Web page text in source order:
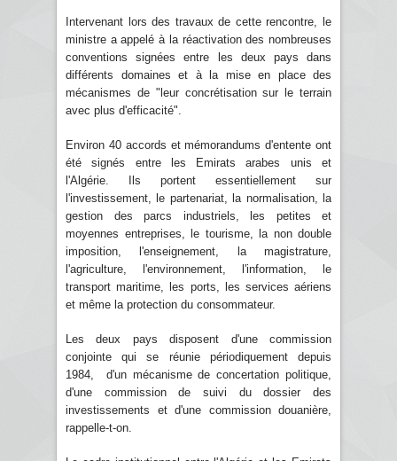
Intervenant lors des travaux de cette rencontre, le
ministre a appelé à la réactivation des nombreuses
conventions signées entre les deux pays dans
différents domaines et à la mise en place des
mécanismes de "leur concrétisation sur le terrain
avec plus d'efficacité".
Environ 40 accords et mémorandums d'entente ont
été signés entre les Emirats arabes unis et
l'Algérie. Ils portent essentiellement sur
l'investissement, le partenariat, la normalisation, la
gestion des parcs industriels, les petites et
moyennes entreprises, le tourisme, la non double
imposition, l'enseignement, la magistrature,
l'agriculture, l'environnement, l'information, le
transport maritime, les ports, les services aériens
et même la protection du consommateur.
Les deux pays disposent d'une commission
conjointe qui se réunie périodiquement depuis
1984, d'un mécanisme de concertation politique,
d'une commission de suivi du dossier des
investissements et d'une commission douanière,
rappelle-t-on.